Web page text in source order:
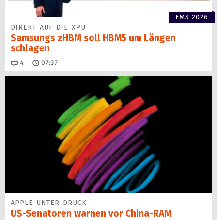
FMS 2026
DIREKT AUF DIE XPU
Samsungs zHBM soll HBM5 um Längen
schlagen
4 Kommentare
07:37
APPLE UNTER DRUCK
US-Senatoren warnen vor China-RAM